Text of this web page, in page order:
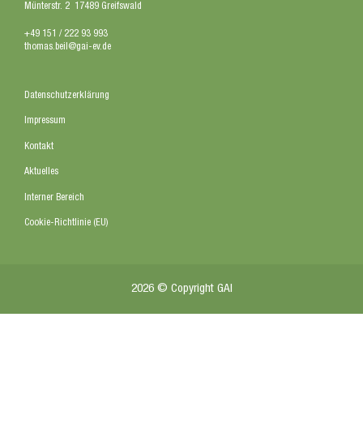
Münterstr. 2 17489 Greifswald
+49 151 / 222 93 993
thomas.beil@gai-ev.de
Datenschutzerklärung
Impressum
Kontakt
Aktuelles
Interner Bereich
Cookie-Richtlinie (EU)
2026 © Copyright GAI